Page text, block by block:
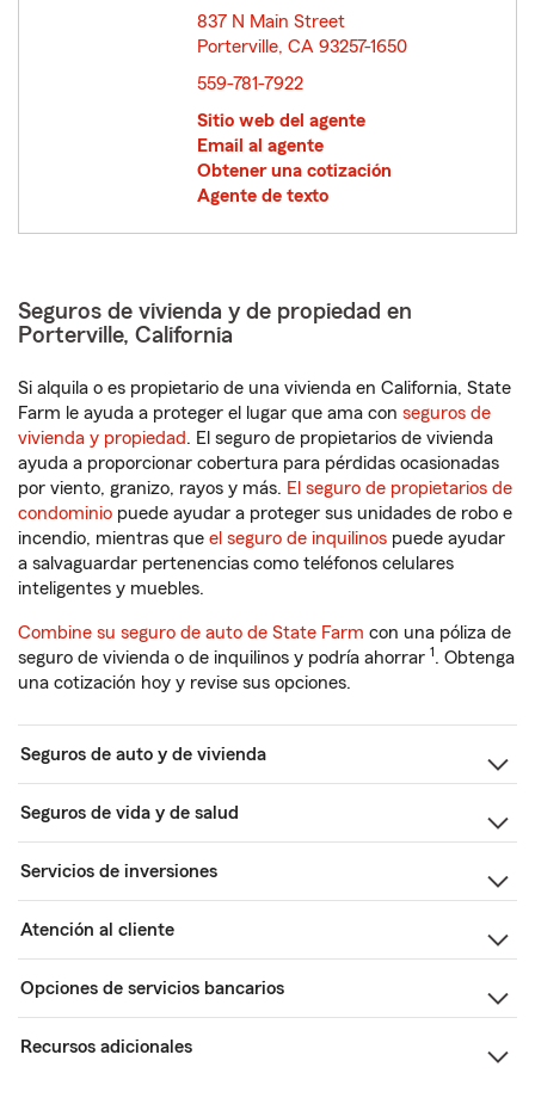
837 N Main Street
Porterville, CA 93257-1650
559-781-7922
Sitio web del agente
Email al agente
Obtener una cotización
Agente de texto
Seguros de vivienda y de propiedad en
Porterville, California
Si alquila o es propietario de una vivienda en California, State
Farm le ayuda a proteger el lugar que ama con seguros de
vivienda y propiedad. El seguro de propietarios de vivienda
ayuda a proporcionar cobertura para pérdidas ocasionadas
por viento, granizo, rayos y más. El seguro de propietarios de
condominio puede ayudar a proteger sus unidades de robo e
incendio, mientras que el seguro de inquilinos puede ayudar
a salvaguardar pertenencias como teléfonos celulares
inteligentes y muebles.
Combine su seguro de auto de State Farm con una póliza de
seguro de vivienda o de inquilinos y podría ahorrar 1. Obtenga
una cotización hoy y revise sus opciones.
Seguros de auto y de vivienda
Seguros de vida y de salud
Servicios de inversiones
Atención al cliente
Opciones de servicios bancarios
Recursos adicionales